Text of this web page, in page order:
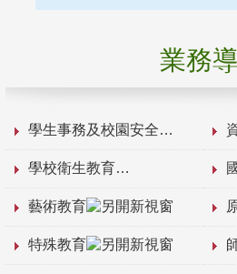
業務
學生事務及校園安全
學校衛生教育
藝術教育
特殊教育